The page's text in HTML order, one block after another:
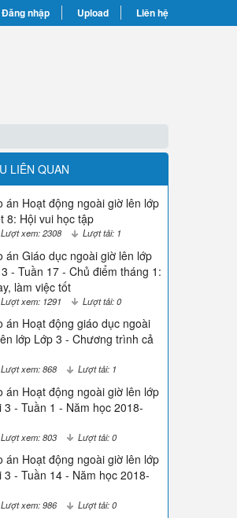
Đăng nhập Upload Liên hệ
LIÊN QUAN
án Hoạt động ngoài giờ lên lớp
8: Hội vui học tập
Lượt xem: 2308 Lượt tải: 1
án Giáo dục ngoài giờ lên lớp
- Tuần 17 - Chủ điểm tháng 1:
làm việc tốt
Lượt xem: 1291 Lượt tải: 0
án Hoạt động giáo dục ngoài
lớp Lớp 3 - Chương trình cả
Lượt xem: 868 Lượt tải: 1
án Hoạt động ngoài giờ lên lớp
3 - Tuần 1 - Năm học 2018-
Lượt xem: 803 Lượt tải: 0
án Hoạt động ngoài giờ lên lớp
3 - Tuần 14 - Năm học 2018-
Lượt xem: 986 Lượt tải: 0